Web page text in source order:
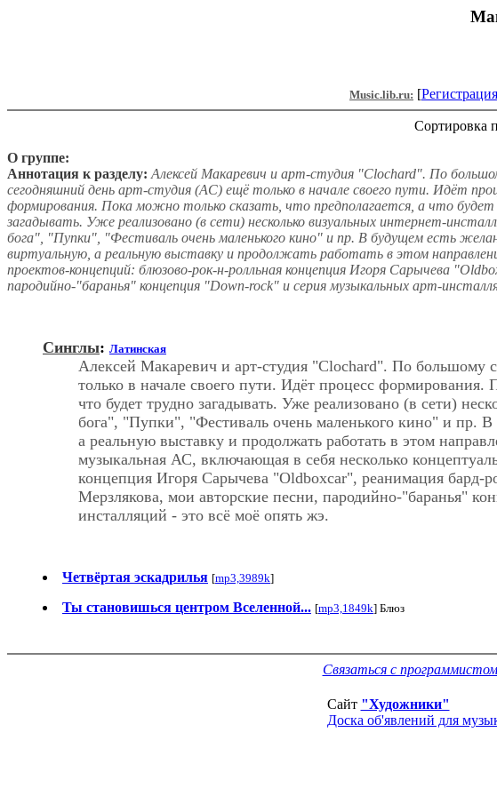
Music.lib.ru: [Регистрация
Сортировка
О группе:
Аннотация к разделу: Алексей Макаревич и арт-студия "Clochard". По
сегодняшний день арт-студия (АС) ещё только в начале своего пути. Идёт
формирования. Пока можно только сказать, что предполагается, а что
загадывать. Уже реализовано (в сети) несколько визуальных интернет-
бога", "Пупки", "Фестиваль очень маленького кино" и пр. В будущем есть
виртуальную, а реальную выставку и продолжать работать в этом
проектов-концепций: блюзово-рок-н-ролльная концепция Игоря Сарычева
пародийно-"баранья" концепция "Down-rock" и серия музыкальных арт-
Синглы: Латинская
Алексей Макаревич и арт-студия "Clochard". По большому
только в начале своего пути. Идёт процесс формирования.
что будет трудно загадывать. Уже реализовано (в сети)
бога", "Пупки", "Фестиваль очень маленького кино" и пр.
а реальную выставку и продолжать работать в этом
музыкальная АС, включающая в себя несколько
концепция Игоря Сарычева "Oldboxcar", реанимация бард-
Мерзлякова, мои авторские песни, пародийно-"баранья"
инсталляций - это всё моё опять жэ.
Четвёртая эскадрилья [mp3,3989k]
Ты становишься центром Вселенной... [mp3,1849k] Блюз
Связаться с
Сайт "Художники"
Доска об'явлений для